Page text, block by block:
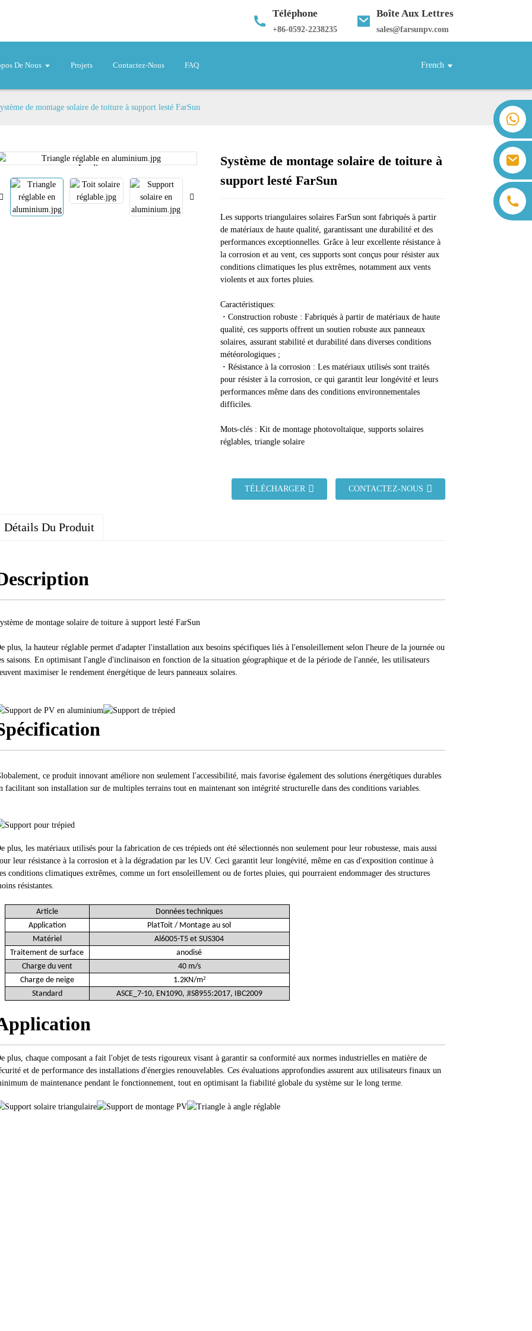
Téléphone
+86-0592-2238235
Boîte Aux Lettres
sales@farsunpv.com
De Nous Projets Contactez-Nous FAQ French
+86 18806057002 Sanborn Guo
sales@farsunpv.com
de montage solaire de toiture à support lesté FarSun
Loading...
Loading... Loading...
Loading... Loading...
Loading...
Système de montage solaire de toiture à
support lesté FarSun
Les supports triangulaires solaires FarSun sont fabriqués à partir
de matériaux de haute qualité, garantissant une durabilité et des
performances exceptionnelles. Grâce à leur excellente résistance à
la corrosion et au vent, ces supports sont conçus pour résister aux
conditions climatiques les plus extrêmes, notamment aux vents
violents et aux fortes pluies.
Caractéristiques:
· Construction robuste : Fabriqués à partir de matériaux de haute
qualité, ces supports offrent un soutien robuste aux panneaux
solaires, assurant stabilité et durabilité dans diverses conditions
météorologiques ;
· Résistance à la corrosion : Les matériaux utilisés sont traités
pour résister à la corrosion, ce qui garantit leur longévité et leurs
performances même dans des conditions environnementales
difficiles.
Mots-clés : Kit de montage photovoltaïque, supports solaires
réglables, triangle solaire
TÉLÉCHARGER CONTACTEZ-NOUS
Détails Du Produit
de montage solaire de toiture à support lesté FarSun
plus, la hauteur réglable permet d'adapter l'installation aux besoins spécifiques liés à l'ensoleillement selon l'heure de la journée ou
saisons. En optimisant l'angle d'inclinaison en fonction de la situation géographique et de la période de l'année, les utilisateurs
maximiser le rendement énergétique de leurs panneaux solaires.
ce produit innovant améliore non seulement l'accessibilité, mais favorise également des solutions énergétiques durables
facilitant son installation sur de multiples terrains tout en maintenant son intégrité structurelle dans des conditions variables.
plus, les matériaux utilisés pour la fabrication de ces trépieds ont été sélectionnés non seulement pour leur robustesse, mais aussi
leur résistance à la corrosion et à la dégradation par les UV. Ceci garantit leur longévité, même en cas d'exposition continue à
conditions climatiques extrêmes, comme un fort ensoleillement ou de fortes pluies, qui pourraient endommager des structures
résistantes.
Article
Données techniques
Application
PlatToit/ Montage au sol
Matériel
Al6005-T5 et SUS304
Traitement de surface
anodisé
Charge du vent
40 m/s
Charge de neige
1.2KN/m²
Standard
ASCE_7-10, EN1090, JIS8955:2017, IBC2009
plus, chaque composant a fait l'objet de tests rigoureux visant à garantir sa conformité aux normes industrielles en matière de
et de performance des installations d'énergies renouvelables. Ces évaluations approfondies assurent aux utilisateurs finaux un
de maintenance pendant le fonctionnement, tout en optimisant la fiabilité globale du système sur le long terme.